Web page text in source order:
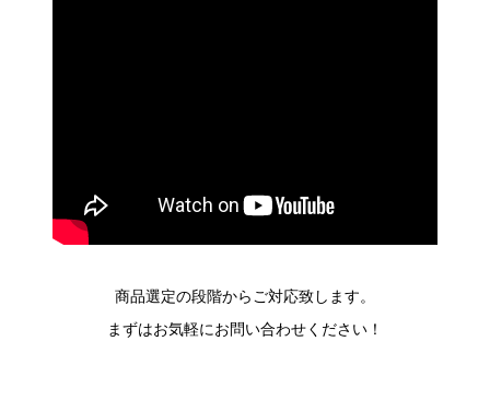
商品選定の段階からご対応致します。
まずはお気軽にお問い合わせください！